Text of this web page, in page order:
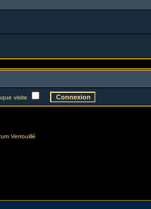
visite
Verrouillé